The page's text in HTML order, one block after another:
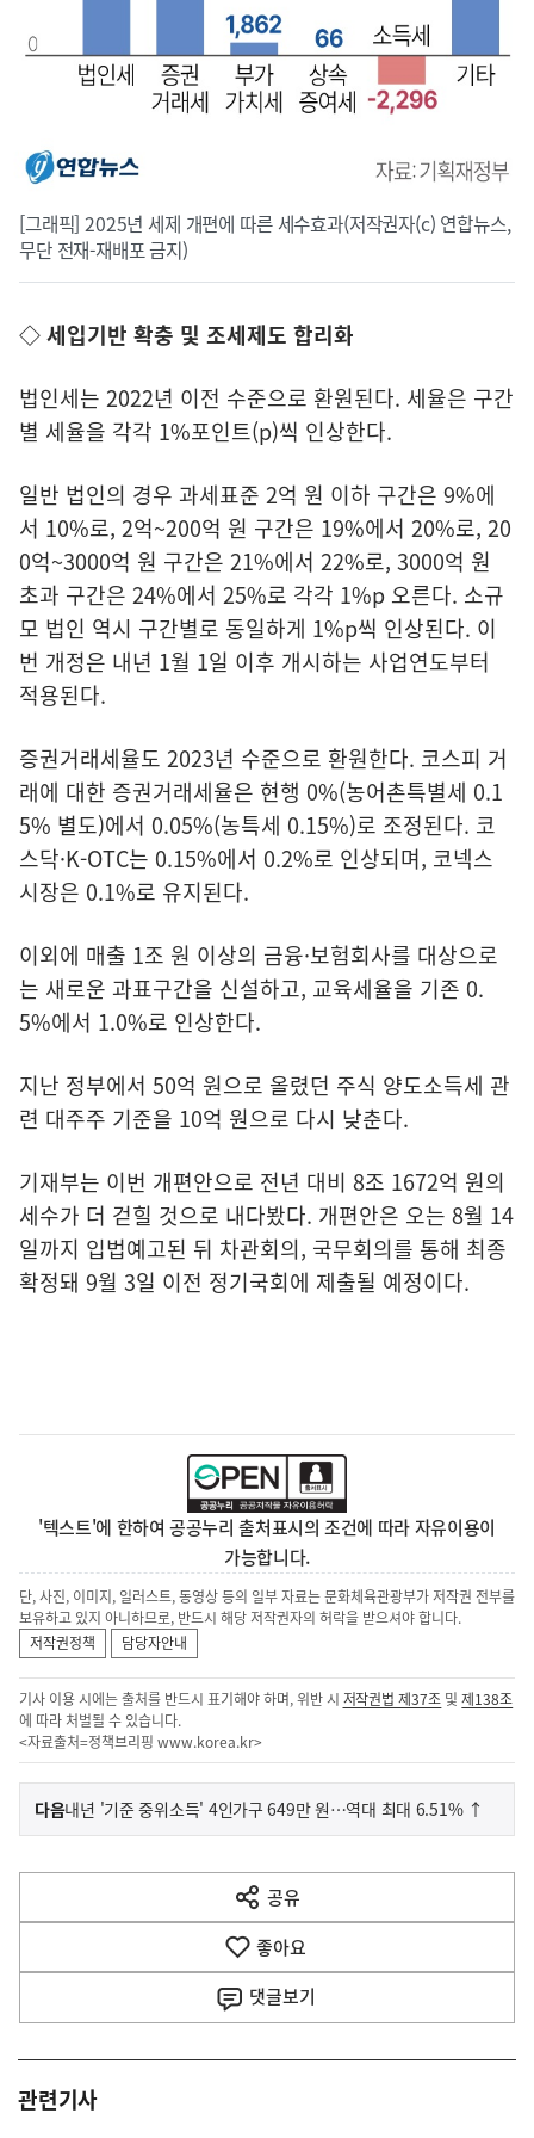
[그래픽] 2025년 세제 개편에 따른 세수효과(저작권자(c) 연합뉴스,
무단 전재-재배포 금지)
◇ 세입기반 확충 및 조세제도 합리화
법인세는 2022년 이전 수준으로 환원된다. 세율은 구간
별 세율을 각각 1%포인트(p)씩 인상한다.
일반 법인의 경우 과세표준 2억 원 이하 구간은 9%에
서 10%로, 2억~200억 원 구간은 19%에서 20%로, 20
0억~3000억 원 구간은 21%에서 22%로, 3000억 원
초과 구간은 24%에서 25%로 각각 1%p 오른다. 소규
모 법인 역시 구간별로 동일하게 1%p씩 인상된다. 이
번 개정은 내년 1월 1일 이후 개시하는 사업연도부터
적용된다.
증권거래세율도 2023년 수준으로 환원한다. 코스피 거
래에 대한 증권거래세율은 현행 0%(농어촌특별세 0.1
5% 별도)에서 0.05%(농특세 0.15%)로 조정된다. 코
스닥·K-OTC는 0.15%에서 0.2%로 인상되며, 코넥스
시장은 0.1%로 유지된다.
이외에 매출 1조 원 이상의 금융·보험회사를 대상으로
는 새로운 과표구간을 신설하고, 교육세율을 기존 0.
5%에서 1.0%로 인상한다.
지난 정부에서 50억 원으로 올렸던 주식 양도소득세 관
련 대주주 기준을 10억 원으로 다시 낮춘다.
기재부는 이번 개편안으로 전년 대비 8조 1672억 원의
세수가 더 걷힐 것으로 내다봤다. 개편안은 오는 8월 14
일까지 입법예고된 뒤 차관회의, 국무회의를 통해 최종
확정돼 9월 3일 이전 정기국회에 제출될 예정이다.
'텍스트'에 한하여 공공누리 출처표시의 조건에 따라 자유이용이
가능합니다.
단, 사진, 이미지, 일러스트, 동영상 등의 일부 자료는 문화체육관광부가 저작권 전부를
보유하고 있지 아니하므로, 반드시 해당 저작권자의 허락을 받으셔야 합니다.
저작권정책
담당자안내
기사 이용 시에는 출처를 반드시 표기해야 하며, 위반 시 저작권법 제37조 및제138조
에 따라 처벌될 수 있습니다.
<자료출처=정책브리핑 www.korea.kr>
이
전
다
음
다음기
사
내년 '기준 중위소득' 4인가구 649만 원…역대 최대 6.51% ↑
공유
열
기
좋아요
댓글보기
관련기사